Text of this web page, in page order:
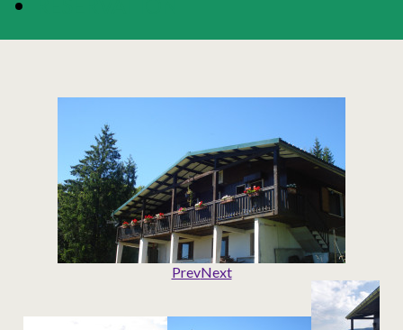
PrevNext